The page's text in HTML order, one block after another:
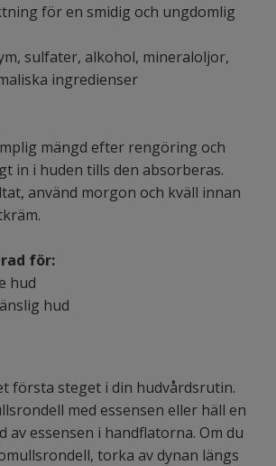
för en smidig och ungdomlig
sulfater, alkohol, mineraloljor,
ingredienser
mängd efter rengöring och
in i huden tills den absorberas.
använd morgon och kväll innan
för:
hud
hud
första steget i din hudvårdsrutin.
med essensen eller häll en
av essensen i handflatorna. Om du
torka av dynan längs